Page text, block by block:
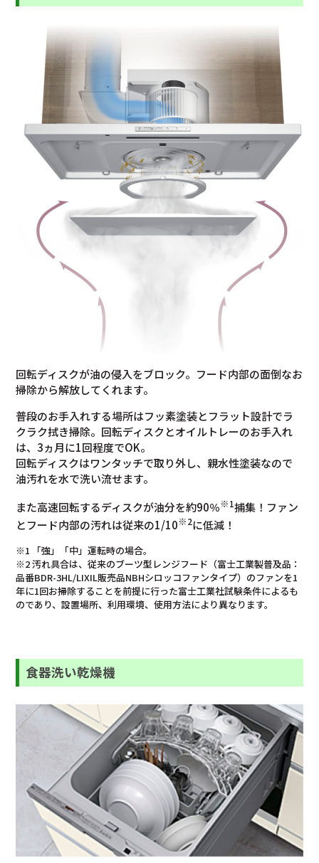
回転ディスクが油の侵入をブロック。フード内部の面倒なお
掃除から解放してくれます。
普段のお手入れする場所はフッ素塗装とフラット設計でラ
クラク拭き掃除。回転ディスクとオイルトレーのお手入れ
は、3ヵ月に1回程度でOK。
回転ディスクはワンタッチで取り外し、親水性塗装なので
油汚れを水で洗い流せます。
また高速回転するディスクが油分を約90％※1捕集！ファン
とフード内部の汚れは従来の1/10※2に低減！
※1 「強」「中」運転時の場合。
※2 汚れ具合は、従来のブーツ型レンジフード（富士工業製普及品：
品番BDR-3HL/LIXIL販売品NBHシロッコファンタイプ）のファンを1
年に1回お掃除することを前提に行った富士工業社試験条件によるも
のであり、設置場所、利用環境、使用方法により異なります。
食器洗い乾燥機